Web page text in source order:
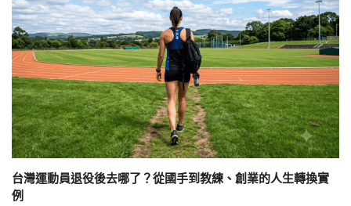
台灣運動員退役後去哪了？從國手到教練、創業的人生轉換實
例